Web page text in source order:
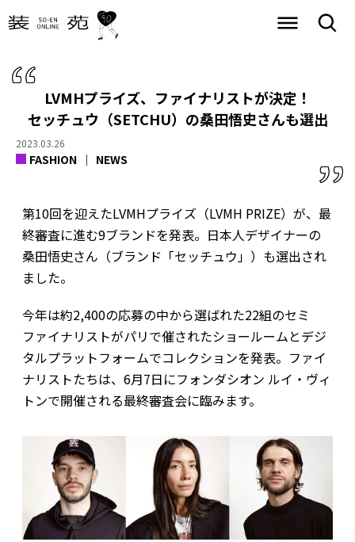
LVMHプライズ、ファイナリストが決定！
セッチュウ（SETCHU）の桑田悟史さんも選出
2023.03.26
FASHION NEWS
第10回を迎えたLVMHプライズ（LVMH PRIZE）が、最
終審査に進む9ブランドを発表。日本人デザイナーの
桑田悟史さん（ブランド「セッチュウ」）も選出され
ました。
今年は約2,400の応募の中から選ばれた22組のセミ
ファイナリストがパリで催されたショールームとデジ
タルプラットフォームでコレクションを発表。ファイ
ナリストたちは、6月7日にフォンダシオン ルイ・ヴィ
トンで開催される最終審査会に臨みます。